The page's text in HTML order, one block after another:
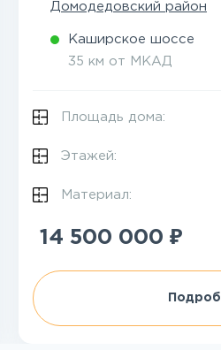
Домодедовский район
Каширское шоссе
35 км от МКАД
Площадь дома:
Этажей:
Материал:
14 500 000 ₽